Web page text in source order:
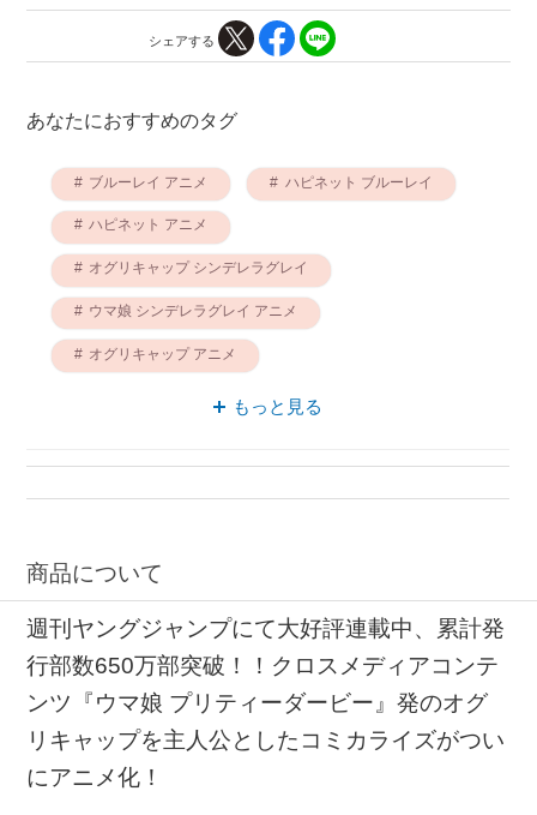
シェアする
あなたにおすすめのタグ
ブルーレイ アニメ ハピネット ブルーレイ
ハピネット アニメ
オグリキャップ シンデレラグレイ
ウマ娘 シンデレラグレイ アニメ
オグリキャップ アニメ
ウマ娘 シンデレラグレイ オグリキャップ
もっと見る
商品について
週刊ヤングジャンプにて大好評連載中、累計発
行部数650万部突破！！クロスメディアコンテ
ンツ『ウマ娘 プリティーダービー』発のオグ
リキャップを主人公としたコミカライズがつい
にアニメ化！